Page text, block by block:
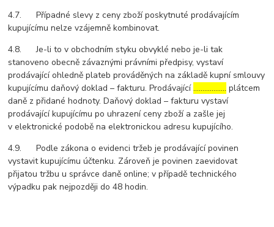
4.7. Případné slevy z ceny zboží poskytnuté prodávajícím
kupujícímu nelze vzájemně kombinovat.
4.8. Je-li to v obchodním styku obvyklé nebo je-li tak
stanoveno obecně závaznými právními předpisy, vystaví
prodávající ohledně plateb prováděných na základě kupní smlouvy
kupujícímu daňový doklad – fakturu. Prodávající……………… plátcem
daně z přidané hodnoty. Daňový doklad – fakturu vystaví
prodávající kupujícímu po uhrazení ceny zboží a zašle jej
v elektronické podobě na elektronickou adresu kupujícího.
4.9. Podle zákona o evidenci tržeb je prodávající povinen
vystavit kupujícímu účtenku. Zároveň je povinen zaevidovat
přijatou tržbu u správce daně online; v případě technického
výpadku pak nejpozději do 48 hodin.